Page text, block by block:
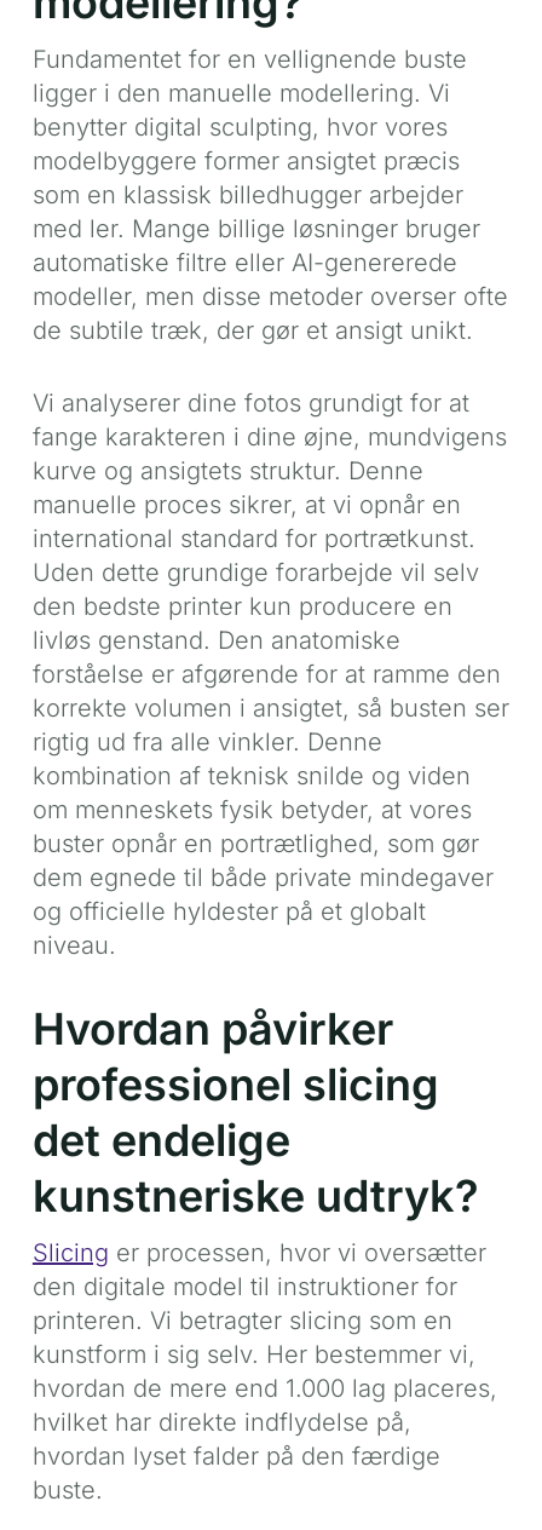
Fundamentet for en vellignende buste
ligger i den manuelle modellering. Vi
benytter digital sculpting, hvor vores
modelbyggere former ansigtet præcis
som en klassisk billedhugger arbejder
med ler. Mange billige løsninger bruger
automatiske filtre eller AI-genererede
modeller, men disse metoder overser ofte
de subtile træk, der gør et ansigt unikt.
Vi analyserer dine fotos grundigt for at
fange karakteren i dine øjne, mundvigens
kurve og ansigtets struktur. Denne
manuelle proces sikrer, at vi opnår en
international standard for portrætkunst.
Uden dette grundige forarbejde vil selv
den bedste printer kun producere en
livløs genstand. Den anatomiske
forståelse er afgørende for at ramme den
korrekte volumen i ansigtet, så busten ser
rigtig ud fra alle vinkler. Denne
kombination af teknisk snilde og viden
om menneskets fysik betyder, at vores
buster opnår en portrætlighed, som gør
dem egnede til både private mindegaver
og officielle hyldester på et globalt
niveau.
Hvordan påvirker
professionel slicing
det endelige
kunstneriske udtryk?
Slicing er processen, hvor vi oversætter
den digitale model til instruktioner for
printeren. Vi betragter slicing som en
kunstform i sig selv. Her bestemmer vi,
hvordan de mere end 1.000 lag placeres,
hvilket har direkte indflydelse på,
hvordan lyset falder på den færdige
buste.